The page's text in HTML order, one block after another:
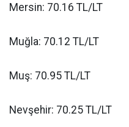
Mersin: 70.16 TL/LT
Muğla: 70.12 TL/LT
Muş: 70.95 TL/LT
Nevşehir: 70.25 TL/LT